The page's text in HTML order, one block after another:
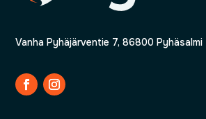
Vanha Pyhäjärventie 7, 86800 Pyhäsalmi